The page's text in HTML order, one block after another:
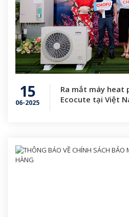
15
06-2025
Ra mắt máy heat
Ecocute tại Việt